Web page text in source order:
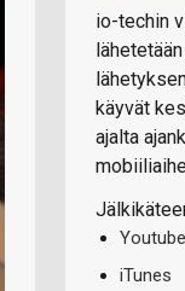
io-techin
käyvät
ajalta
Youtube
iTunes